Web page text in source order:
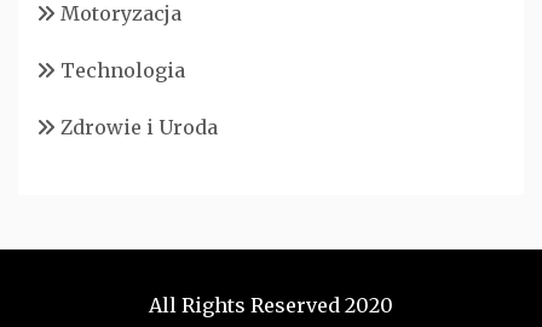
Motoryzacja
Technologia
Zdrowie i Uroda
All Rights Reserved 2020